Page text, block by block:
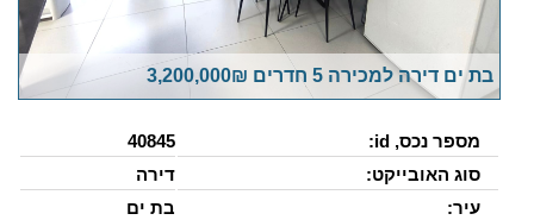
בת ים דירה למכירה 5 חדרים 3,200,000₪
מספר נכס, id:
40845
סוג האובייקט:
דירה
עיר:
בת ים